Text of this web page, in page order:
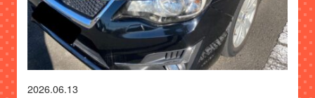
2026.06.13